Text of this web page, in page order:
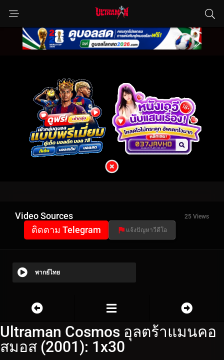
Video Sources 25 Views
ติดตาม Telegram แจ้งปัญหาวีดีโอ
พากย์ไทย
Ultraman Cosmos อุลตร้าแมนคอ
สมอส (2001): 1x30